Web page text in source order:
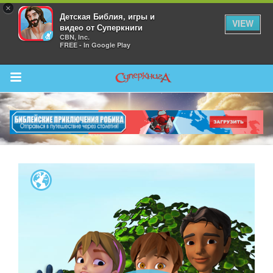
×
Детская Библия, игры и
видео от Суперкниги
CBN, Inc.
FREE - In Google Play
VIEW
Return to Content